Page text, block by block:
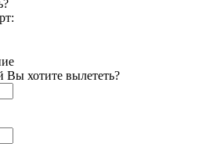
Вы хотите вылететь?